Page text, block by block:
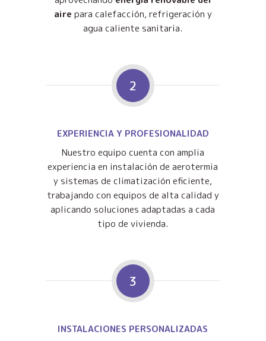
aire para calefacción, refrigeración y
agua caliente sanitaria.
2
EXPERIENCIA Y PROFESIONALIDAD
Nuestro equipo cuenta con amplia
experiencia en instalación de aerotermia
y sistemas de climatización eficiente,
trabajando con equipos de alta calidad y
aplicando soluciones adaptadas a cada
tipo de vivienda.
3
INSTALACIONES PERSONALIZADAS